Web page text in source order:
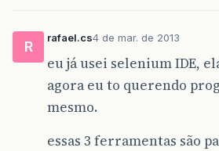
R
rafael.cs4 de mar. de 2013
eu já usei selenium IDE,
agora eu to querendo
mesmo.
essas 3 ferramentas são